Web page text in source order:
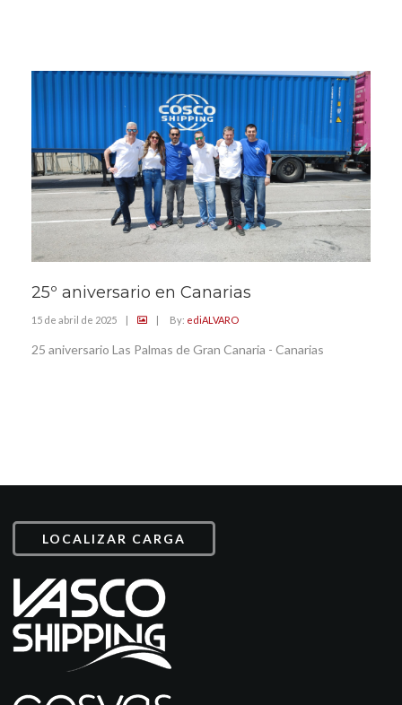
25º aniversario en Canarias
15 de abril de 2025 | | By: ediALVARO
25 aniversario Las Palmas de Gran Canaria - Canarias
LOCALIZAR CARGA